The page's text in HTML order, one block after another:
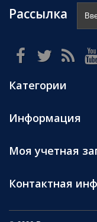
Рассылка
Категории
Информация
Моя учетная
Контактная